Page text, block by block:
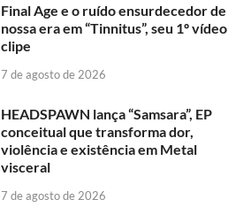
Final Age e o ruído ensurdecedor de
nossa era em “Tinnitus”, seu 1º vídeo
clipe
7 de agosto de 2026
HEADSPAWN lança “Samsara”, EP
conceitual que transforma dor,
violência e existência em Metal
visceral
7 de agosto de 2026